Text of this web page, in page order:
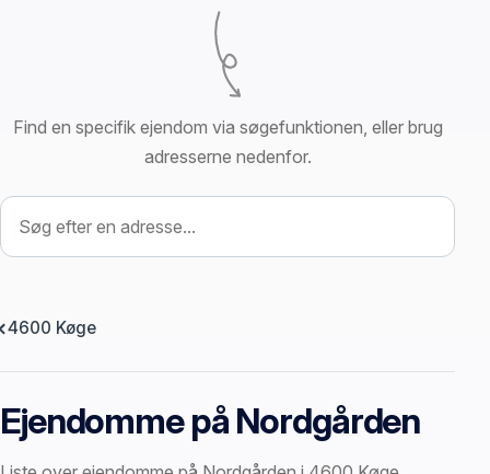
Find en specifik ejendom via søgefunktionen, eller brug
adresserne nedenfor.
Søg efter ejendom
4600 Køge
Ejendomme på Nordgården